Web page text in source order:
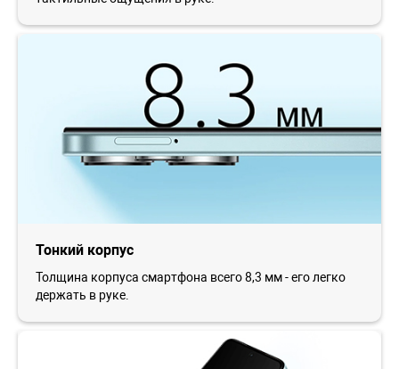
Тонкий корпус
Толщина корпуса смартфона всего 8,3 мм - его легко
держать в руке.